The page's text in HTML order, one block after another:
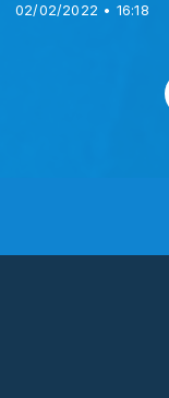
02/02/2022 • 16:18